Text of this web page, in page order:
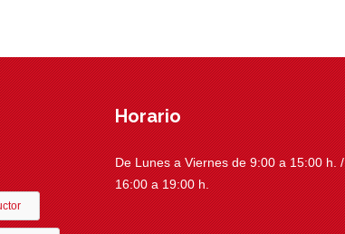
Horario
De Lunes a Viernes de 9:00 a 15:00 h. /
16:00 a 19:00 h.